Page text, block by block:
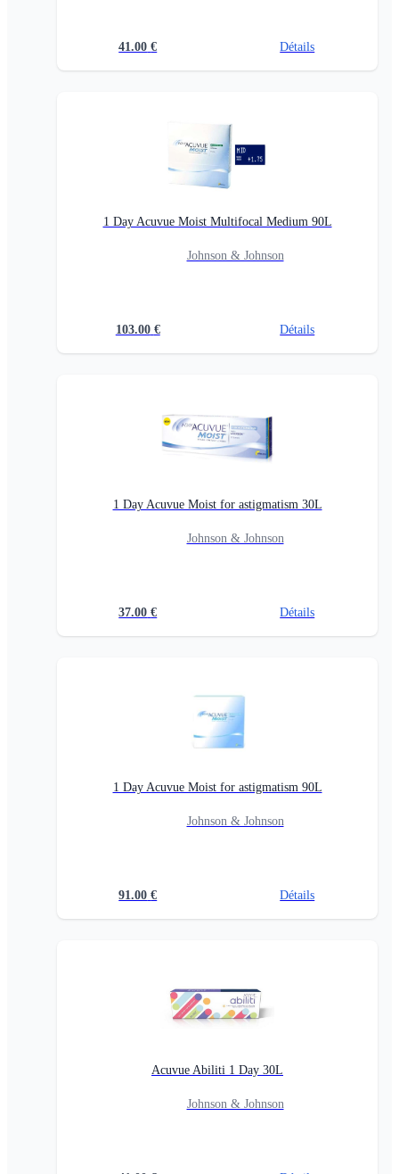
41.00 € Détails
1 Day Acuvue Moist Multifocal Medium 90L
Johnson & Johnson
103.00 € Détails
1 Day Acuvue Moist for astigmatism 30L
Johnson & Johnson
37.00 € Détails
1 Day Acuvue Moist for astigmatism 90L
Johnson & Johnson
91.00 € Détails
Acuvue Abiliti 1 Day 30L
Johnson & Johnson